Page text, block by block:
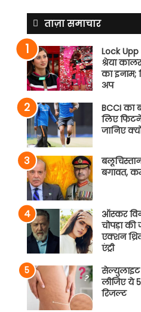
ताज़ा समाचार
Lock
श्रेया
का इनाम;
अप
BCCI का
लिए
जानिए
बगावत,
ऑस्कर
चोपड़ा की
एक्शन
एंट्री
लीजिए ये
रिजल्ट